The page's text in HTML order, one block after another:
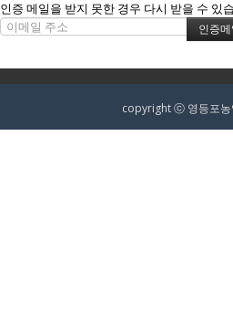
인증 메일을 받지 못한 경우 다시 받을 수 있
copyright ⓒ 영등포농